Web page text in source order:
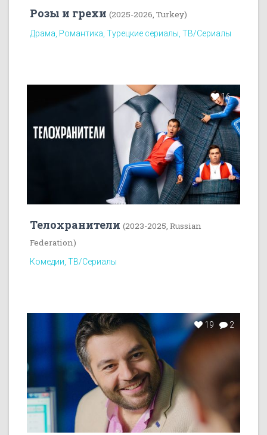
Розы и грехи (2025-2026, Turkey)
Драма, Романтика, Турецкие сериалы, ТВ/Сериалы
16
Телохранители (2023-2025, Russian
Federation)
Комедии, ТВ/Сериалы
19 2